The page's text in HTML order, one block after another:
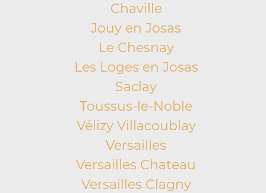
Chaville
Jouy en Josas
Le Chesnay
Les Loges en Josas
Saclay
Toussus-le-Noble
Vélizy Villacoublay
Versailles
Versailles Chateau
Versailles Clagny